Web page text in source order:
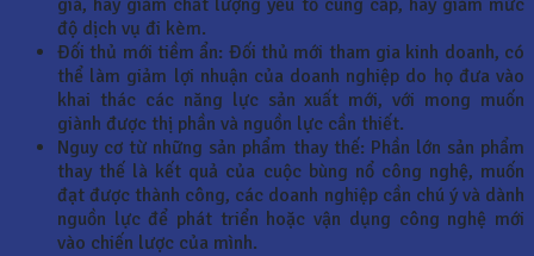
độ dịch vụ đi kèm.
Đối thủ mới tiềm ẩn: Đối thủ mới tham gia kinh doanh, có
thể làm giảm lợi nhuận của doanh nghiệp do họ đưa vào
khai thác các năng lực sản xuất mới, với mong muốn
giành được thị phần và nguồn lực cần thiết.
Nguy cơ từ những sản phẩm thay thế: Phần lớn sản phẩm
thay thế là kết quả của cuộc bùng nổ công nghệ, muốn
đạt được thành công, các doanh nghiệp cần chú ý và dành
nguồn lực để phát triển hoặc vận dụng công nghệ mới
vào chiến lược của mình.